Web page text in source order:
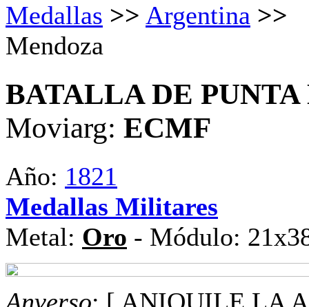
Medallas >> Argentina >>
Mendoza
BATALLA DE
Moviarg: ECMF
Año: 1821
Medallas Militares
Metal: Oro - Módulo: